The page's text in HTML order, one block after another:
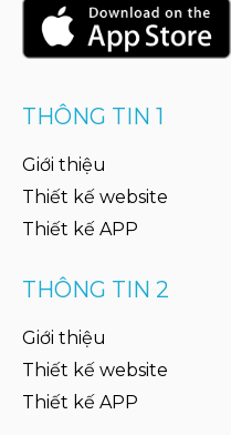
THÔNG TIN 1
Giới thiệu
Thiết kế website
Thiết kế APP
THÔNG TIN 2
Giới thiệu
Thiết kế website
Thiết kế APP